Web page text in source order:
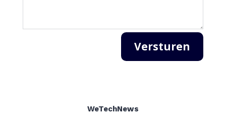
Versturen
WeTechNews